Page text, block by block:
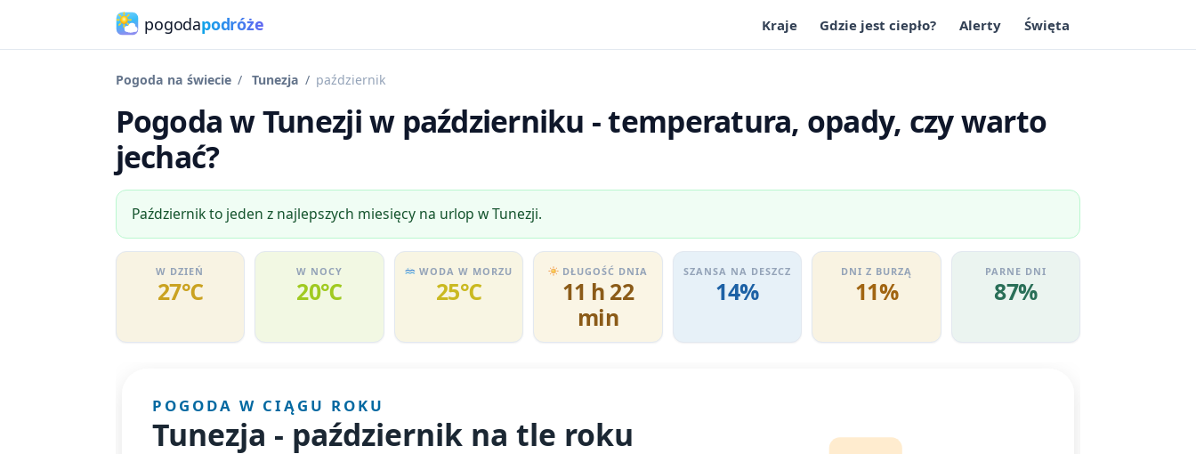
pogodapodróże Kraje Gdzie jest ciepło? Alerty Święta
Pogoda na świecie Tunezja październik
Pogoda w Tunezji w październiku - temperatura, opady, czy warto
jechać?
Październik to jeden z najlepszych miesięcy na urlop w Tunezji.
W DZIEŃ
27℃
W NOCY
20℃
WODA W MORZU
25℃
DŁUGOŚĆ DNIA
11 h 22
min
SZANSA NA DESZCZ
14%
DNI Z BURZĄ
11%
PARNE DNI
87%